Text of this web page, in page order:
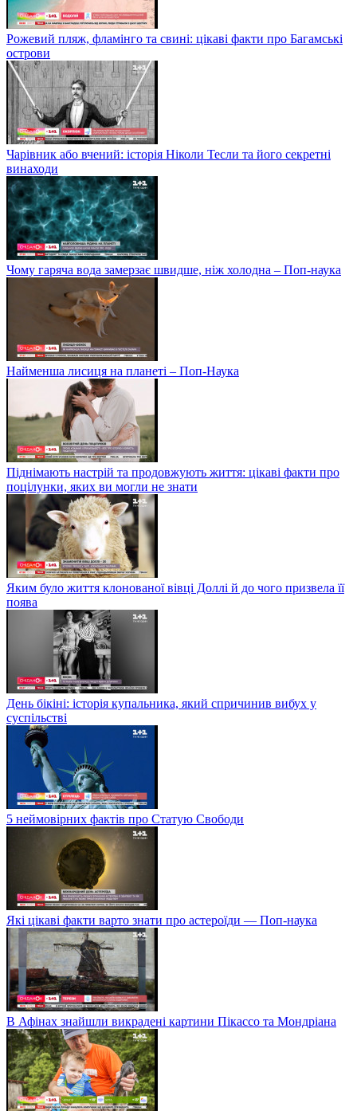
Рожевий пляж, фламінго та свині: цікаві факти про Багамські
острови
Чарівник або вчений: історія Ніколи Тесли та його секретні
винаходи
Чому гаряча вода замерзає швидше, ніж холодна – Поп-наука
Найменша лисиця на планеті – Поп-Наука
Піднімають настрій та продовжують життя: цікаві факти про
поцілунки, яких ви могли не знати
Яким було життя клонованої вівці Доллі й до чого призвела її
поява
День бікіні: історія купальника, який спричинив вибух у
суспільстві
5 неймовірних фактів про Статую Свободи
Які цікаві факти варто знати про астероїди — Поп-наука
В Афінах знайшли викрадені картини Пікассо та Мондріана